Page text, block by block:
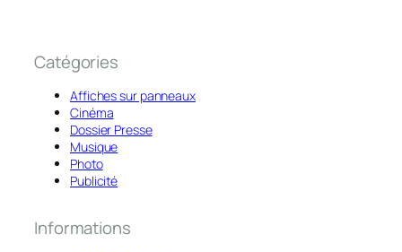
Catégories
Affiches sur panneaux
Cinéma
Dossier Presse
Musique
Photo
Publicité
Informations